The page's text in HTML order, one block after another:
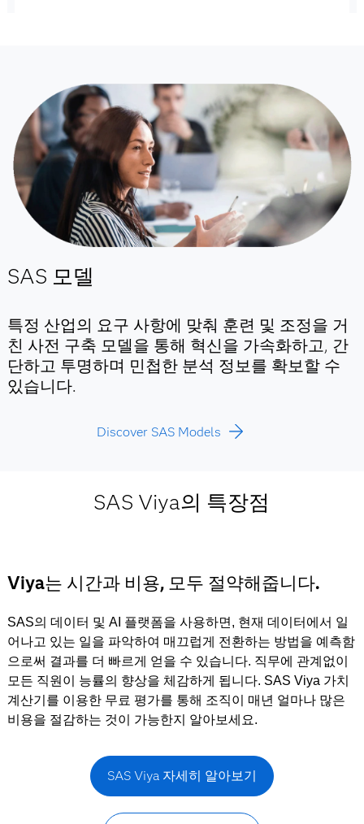
SAS 모델
특정 산업의 요구 사항에 맞춰 훈련 및 조정을 거
친 사전 구축 모델을 통해 혁신을 가속화하고, 간
단하고 투명하며 민첩한 분석 정보를 확보할 수
있습니다.
Discover SAS Models
SAS Viya의 특장점
Viya는 시간과 비용, 모두 절약해줍니다.
SAS의 데이터 및 AI 플랫폼을 사용하면, 현재 데이터에서 일
어나고 있는 일을 파악하여 매끄럽게 전환하는 방법을 예측함
으로써 결과를 더 빠르게 얻을 수 있습니다. 직무에 관계없이
모든 직원이 능률의 향상을 체감하게 됩니다. SAS Viya 가치
계산기를 이용한 무료 평가를 통해 조직이 매년 얼마나 많은
비용을 절감하는 것이 가능한지 알아보세요.
SAS Viya 자세히 알아보기